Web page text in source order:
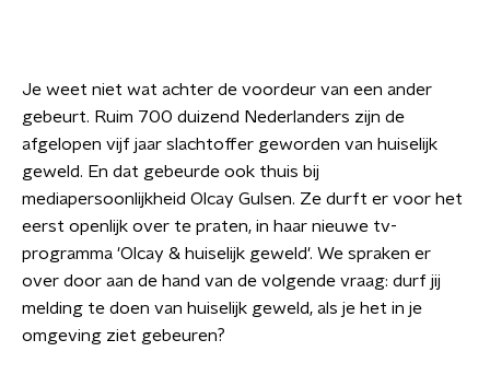
Je weet niet wat achter de voordeur van een ander
gebeurt. Ruim 700 duizend Nederlanders zijn de
afgelopen vijf jaar slachtoffer geworden van huiselijk
geweld. En dat gebeurde ook thuis bij
mediapersoonlijkheid Olcay Gulsen. Ze durft er voor het
eerst openlijk over te praten, in haar nieuwe tv-
programma 'Olcay & huiselijk geweld'. We spraken er
over door aan de hand van de volgende vraag: durf jij
melding te doen van huiselijk geweld, als je het in je
omgeving ziet gebeuren?